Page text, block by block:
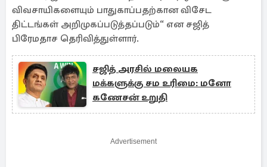
விவசாயிகளையும் பாதுகாப்பதற்கான விசேட
திட்டங்கள் அறிமுகப்படுத்தப்படும்“ என சஜித்
பிரேமதாச தெரிவித்துள்ளார்.
சஜித் அரசில் மலையக
மக்களுக்கு சம உரிமை: மனோ
கணேசன் உறுதி
Advertisement